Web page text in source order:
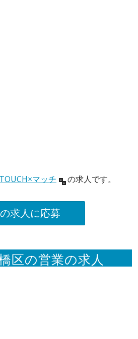
TOUCH×マッチ の求人です。
求人に応募
区の営業の求人